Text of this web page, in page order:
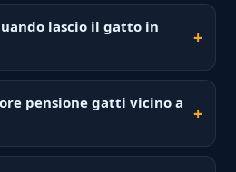
lascio il gatto in
pensione gatti vicino a